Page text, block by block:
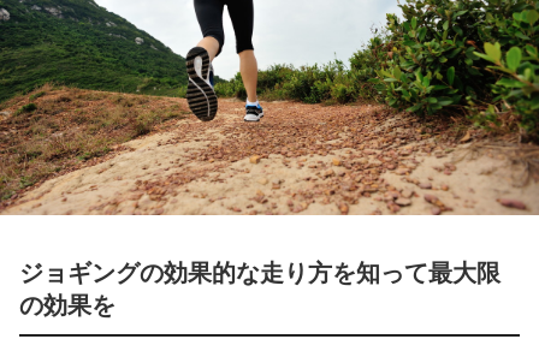
ジョギングの効果的な走り方を知って最大限
の効果を